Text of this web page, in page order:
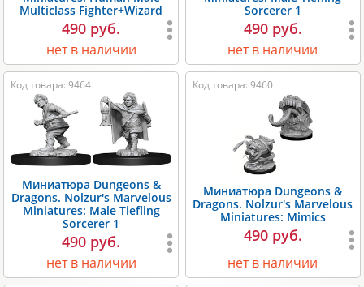
Multiclass Fighter+Wizard
490 руб.
нет в наличии
Sorcerer 1
490 руб.
нет в наличии
Код товара: 9464
Миниатюра Dungeons &
Dragons. Nolzur's Marvelous
Miniatures: Male Tiefling
Sorcerer 1
490 руб.
нет в наличии
Код товара: 9460
Миниатюра Dungeons &
Dragons. Nolzur's Marvelous
Miniatures: Mimics
490 руб.
нет в наличии